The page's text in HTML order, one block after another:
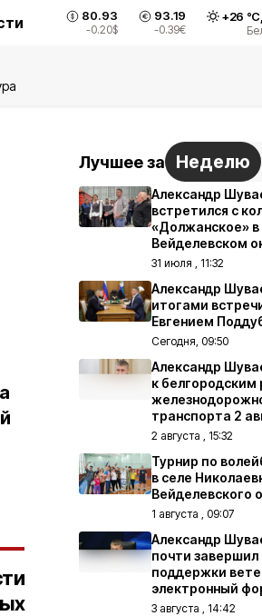
80.93
-0.20$
93.19
-0.39€
+26 °С,
Лучшее за Неделю
Александр
встретился с
«Должанское» в
Вейделевском
31 июля , 11:32
Александр
итогами
Евгением
Сегодня, 09:50
Александр
к
транспорта 2
2 августа , 15:32
Турнир по
в селе
Вейделевского
1 августа , 09:07
Александр
почти
поддержки
электронный
3 августа , 14:42